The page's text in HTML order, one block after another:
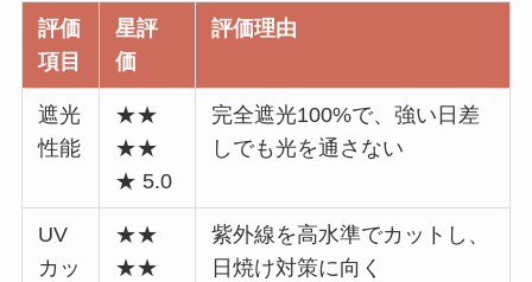
評価
項目
星評
価
評価理由
遮光
性能
★★
★★
★ 5.0
完全遮光100%で、強い日差
しでも光を通さない
UV
カッ
★★
★★
紫外線を高水準でカットし、
日焼け対策に向く